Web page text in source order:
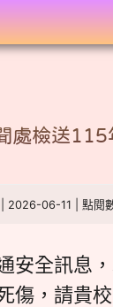
處檢送115
| 2026-06-11 | 點閱
安全訊息
傷，請貴